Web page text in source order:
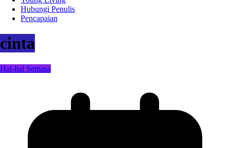
Hubungi Penulis
Pencapaian
cinta
Hal-hal Semasa